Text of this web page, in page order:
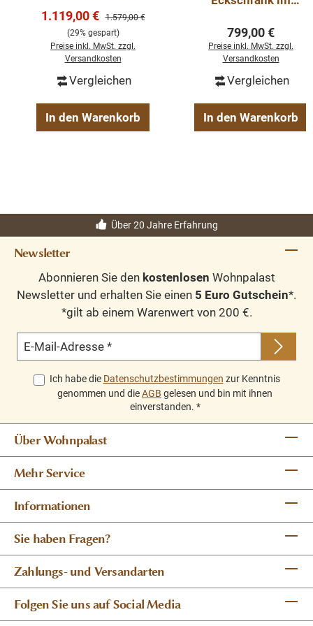
Verkaufspreis:
1.119,00 € Regulärer Preis:
1.579,00 €
(29% gespart)
Preise inkl. MwSt. zzgl.
Versandkosten
Vergleichen
In den Warenkorb
Regulärer Preis:
799,00 €
Preise inkl. MwSt. zzgl.
Versandkosten
Vergleichen
In den Warenkorb
Über 20 Jahre Erfahrung
Newsletter
Abonnieren Sie den kostenlosen Wohnpalast
Newsletter und erhalten Sie einen 5 Euro Gutschein*.
*gilt ab einem Warenwert von 200 €.
E-Mail-Adresse *
Ich habe die Datenschutzbestimmungen zur Kenntnis
genommen und dieAGB gelesen und bin mit ihnen
einverstanden. *
Über Wohnpalast
Mehr Service
Informationen
Sie haben Fragen?
Zahlungs- und Versandarten
Folgen Sie uns auf Social Media